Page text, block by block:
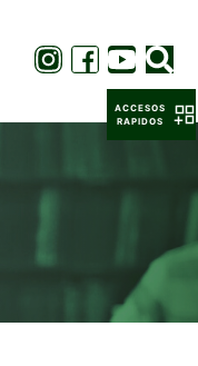
ACCESOS
RAPIDOS